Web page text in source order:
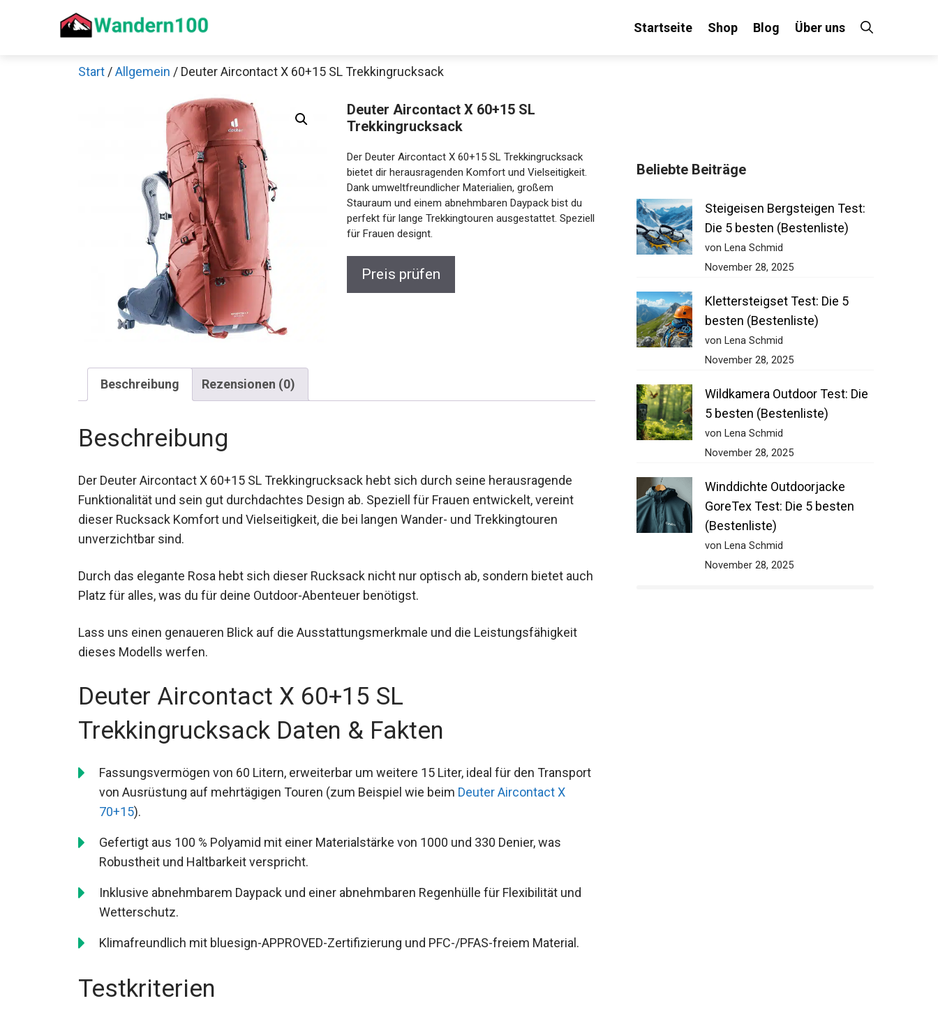
Startseite Shop Blog Über uns
Start /Allgemein / Deuter Aircontact X 60+15 SL Trekkingrucksack
Deuter Aircontact X 60+15 SL
Trekkingrucksack
Der Deuter Aircontact X 60+15 SL Trekkingrucksack
bietet dir herausragenden Komfort und Vielseitigkeit.
Dank umweltfreundlicher Materialien, großem
Stauraum und einem abnehmbaren Daypack bist du
perfekt für lange Trekkingtouren ausgestattet.
Speziell für Frauen designt.
Preis prüfen
Beschreibung Rezensionen (0)
Beschreibung
Der Deuter Aircontact X 60+15 SL Trekkingrucksack hebt sich durch seine herausragende
Funktionalität und sein gut durchdachtes Design ab. Speziell für Frauen entwickelt, vereint
dieser Rucksack Komfort und Vielseitigkeit, die bei langen Wander- und Trekkingtouren
unverzichtbar sind.
Durch das elegante Rosa hebt sich dieser Rucksack nicht nur optisch ab, sondern bietet
auch Platz für alles, was du für deine Outdoor-Abenteuer benötigst.
Lass uns einen genaueren Blick auf die Ausstattungsmerkmale und die Leistungsfähigkeit
dieses Modells werfen.
Deuter Aircontact X 60+15 SL
Trekkingrucksack Daten & Fakten
Fassungsvermögen von 60 Litern, erweiterbar um weitere 15 Liter, ideal für den
Transport von Ausrüstung auf mehrtägigen Touren (zum Beispiel wie beimDeuter
Aircontact X 70+15
Gefertigt aus 100 % Polyamid mit einer Materialstärke von 1000 und 330 Denier, was
Robustheit und Haltbarkeit verspricht.
Inklusive abnehmbarem Daypack und einer abnehmbaren Regenhülle für Flexibilität und
Wetterschutz.
Klimafreundlich mit bluesign-APPROVED-Zertifizierung und PFC-/PFAS-freiem Material.
Testkriterien
Beliebte Beiträge
Steigeisen Bergsteigen Test:
Die 5 besten (Bestenliste)
von Lena Schmid
November 28, 2025
Klettersteigset Test: Die 5
besten (Bestenliste)
von Lena Schmid
November 28, 2025
Wildkamera Outdoor Test: Die
5 besten (Bestenliste)
von Lena Schmid
November 28, 2025
Winddichte Outdoorjacke
GoreTex Test: Die 5 besten
(Bestenliste)
von Lena Schmid
November 28, 2025
Decathlon Sale
Schaue dir jetzt die meistverkauften Produkte im Sale bei Decathlon an!
Jetzt anschauen